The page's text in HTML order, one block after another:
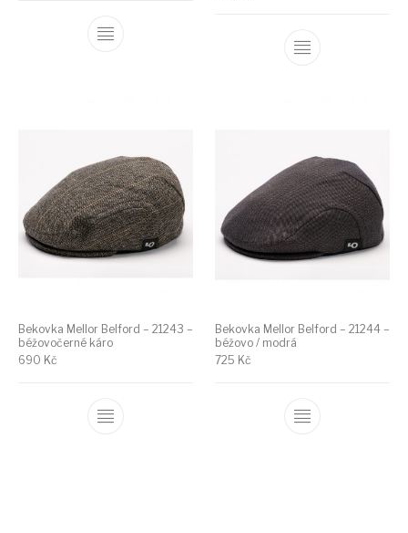
Bekovka Mellor Belford – 21243 –
béžovočerné káro
690 Kč
Bekovka Mellor Belford – 21244 –
béžovo / modrá
725 Kč